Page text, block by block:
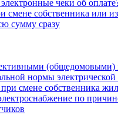
чеки об
смене собственника или
сумму сразу
(общедомовыми)
нормы электрической
смене собственника
по